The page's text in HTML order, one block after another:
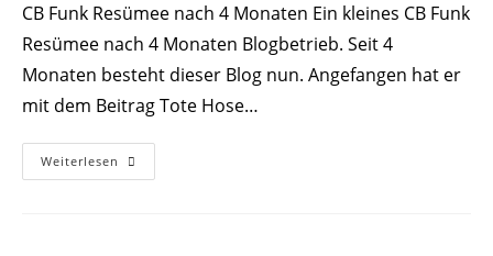
CB Funk Resümee nach 4 Monaten Ein kleines CB Funk
Resümee nach 4 Monaten Blogbetrieb. Seit 4
Monaten besteht dieser Blog nun. Angefangen hat er
mit dem Beitrag Tote Hose…
Weiterlesen CB
Funk